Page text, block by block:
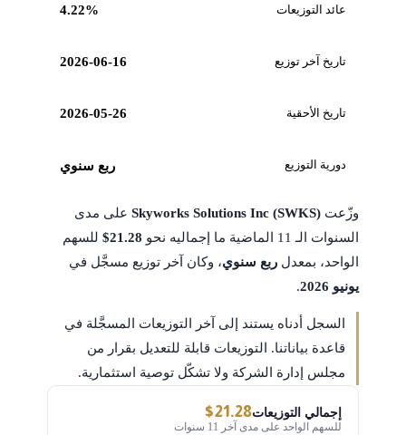
عائد التوزيعات 4.22%
تاريخ آخر توزيع 2026-06-16
تاريخ الأحقية 2026-05-26
دورية التوزيع ربع سنوي
وزّعت Skyworks Solutions Inc (SWKS)على مدى
السنوات الـ 11 الماضية ما إجماليه نحو
$21.28للسهم
الواحد، بمعدل ربع سنوي، وكان آخر توزيع مسجَّل في
يونيو 2026
.
السجل أدناه يستند إلى آخر التوزيعات المسجَّلة في
قاعدة بياناتنا. التوزيعات قابلة للتعديل بقرار من
مجلس إدارة الشركة ولا تشكّل توصية استثمارية.
إجمالي التوزيعات$21.28
للسهم الواحد على مدى آخر 11 سنوات